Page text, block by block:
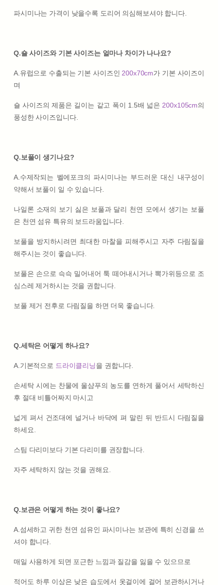
파시미나는 가격이 낮을수록 도리어 의심해보셔야 합니다.
Q.숄 사이즈와 기본 사이즈는 얼마나 차이가 나나요?
A.유럽으로 수출되는 기본 사이즈인 200x70cm가 기본 사이즈이
며
숄 사이즈의 제품은 길이는 같고 폭이 1.5배 넓은 200x105cm의
풍성한 사이즈입니다.
Q.보풀이 생기나요?
A.수제작되는 벨에포크의 파시미나는 부드러운 대신 내구성이
약해서 보풀이 일 수 있습니다.
나일론 소재의 보기 싫은 보풀과 달리 천연 모에서 생기는 보풀
은 천연 섬유 특유의 보드라움입니다.
보풀을 방지하시려면 최대한 마찰을 피해주시고 자주 다림질을
해주시는 것이 좋습니다.
보풀은 손으로 슥슥 밀어내어 툭 떼어내시거나 뽁가위등으로 조
심스레 제거하시는 것을 권합니다.
보풀 제거 전후로 다림질을 하면 더욱 좋습니다.
Q.세탁은 어떻게 하나요?
A.기본적으로 드라이클리닝을 권합니다.
손세탁 시에는 찬물에 울샴푸의 농도를 연하게 풀어서 세탁하신
후 절대 비틀어짜지 마시고
넓게 펴서 건조대에 널거나 바닥에 펴 말린 뒤 반드시 다림질을
하세요.
스팀 다리미보다 기본 다리미를 권장합니다.
자주 세탁하지 않는 것을 권해요.
Q.보관은 어떻게 하는 것이 좋나요?
A.섬세하고 귀한 천연 섬유인 파시미나는 보관에 특히 신경을 쓰
셔야 합니다.
매일 사용하게 되면 포근한 느낌과 질감을 잃을 수 있으므로
적어도 하루 이상은 낮은 습도에서 옷걸이에 걸어 보관하시거나